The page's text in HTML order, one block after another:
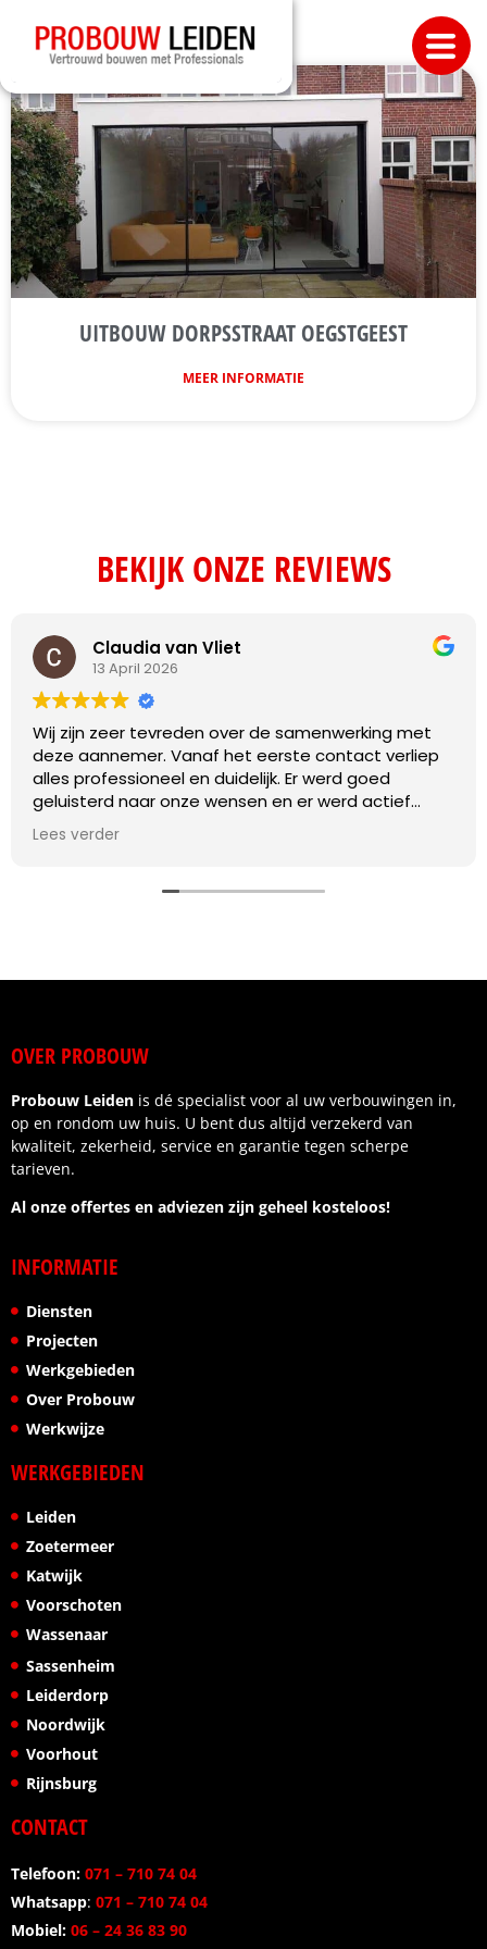
UITBOUW DORPSSTRAAT OEGSTGEEST
MEER INFORMATIE
BEKIJK ONZE REVIEWS
Claudia van Vliet
13 April 2026
Wij zijn zeer tevreden over de samenwerking met
deze aannemer. Vanaf het eerste contact verliep
alles professioneel en duidelijk. Er werd goed
geluisterd naar onze wensen en er werd actief
meegedacht over praktische oplossingen.
detail uitgevoerd. Daarnaast werd de planning
afspraken werden nagekomen.
het gevoel dat je als klant centraal staat. Wij zijn
Ik kan deze aannemer dan ook van harte
aanbevelen aan iedereen die op zoek is naar
kwaliteit, vakmanschap en een fijne samenwerking.
Lees verder
OVER PROBOUW
Probouw Leiden is dé specialist voor al uw verbouwingen in,
op en rondom uw huis. U bent dus altijd verzekerd van
kwaliteit, zekerheid, service en garantie tegen scherpe
tarieven.
Al onze offertes en adviezen zijn geheel kosteloos!
INFORMATIE
Diensten
Projecten
Werkgebieden
Over Probouw
Werkwijze
WERKGEBIEDEN
Leiden
Zoetermeer
Katwijk
Voorschoten
Wassenaar
Sassenheim
Leiderdorp
Noordwijk
Voorhout
Rijnsburg
CONTACT
Telefoon: 071 – 710 74 04
Whatsapp: 071 – 710 74 04
Mobiel: 06 – 24 36 83 90